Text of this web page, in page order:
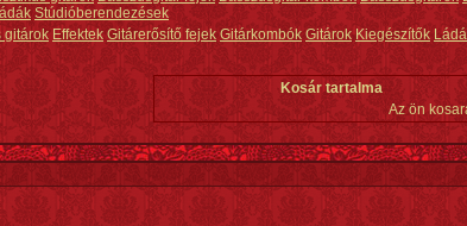
Stúdióberendezések
gitárok Effektek Gitárerősítő fejek Gitárkombók Gitárok Kiegészítők
Kosár tartalma
Az ön